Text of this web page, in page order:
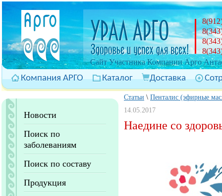
Cайт Участника Компании Арго
Компания АРГО Каталог Доставка
Новости
Поиск по
заболеваниям
Поиск по составу
Продукция
Статьи \ Пенталис (эфирные
14.05.2017
Наедине со